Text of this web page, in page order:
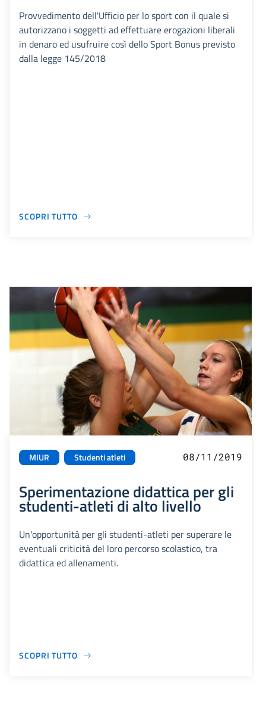
Provvedimento dell'Ufficio per lo sport con il quale si
autorizzano i soggetti ad effettuare erogazioni liberali
in denaro ed usufruire così dello Sport Bonus previsto
dalla legge 145/2018
SCOPRI TUTTO
MIUR Studenti atleti 08/11/2019
Sperimentazione didattica per gli
studenti-atleti di alto livello
Un'opportunità per gli studenti-atleti per superare le
eventuali criticità del loro percorso scolastico, tra
didattica ed allenamenti.
SCOPRI TUTTO